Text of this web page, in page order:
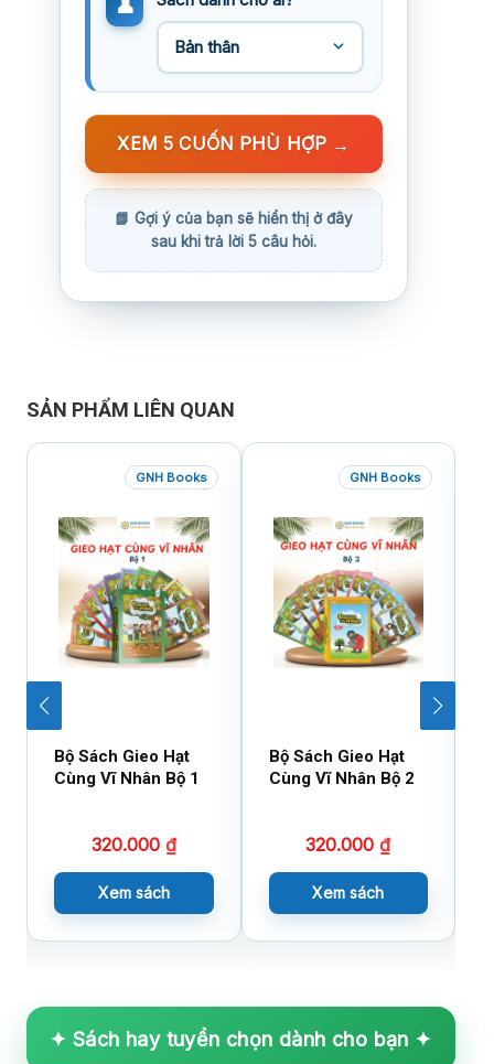
XEM 5 CUỐN PHÙ HỢP →
SẢN PHẨM LIÊN QUAN
GNH Books
Bộ Sách Gieo Hạt
Cùng Vĩ Nhân Bộ 1
320.000 ₫
Xem sách
GNH Books
Bộ Sách Gieo Hạt
Cùng Vĩ Nhân Bộ 2
320.000₫
Xem sách
✦ Sách hay tuyển chọn dành cho bạn ✦